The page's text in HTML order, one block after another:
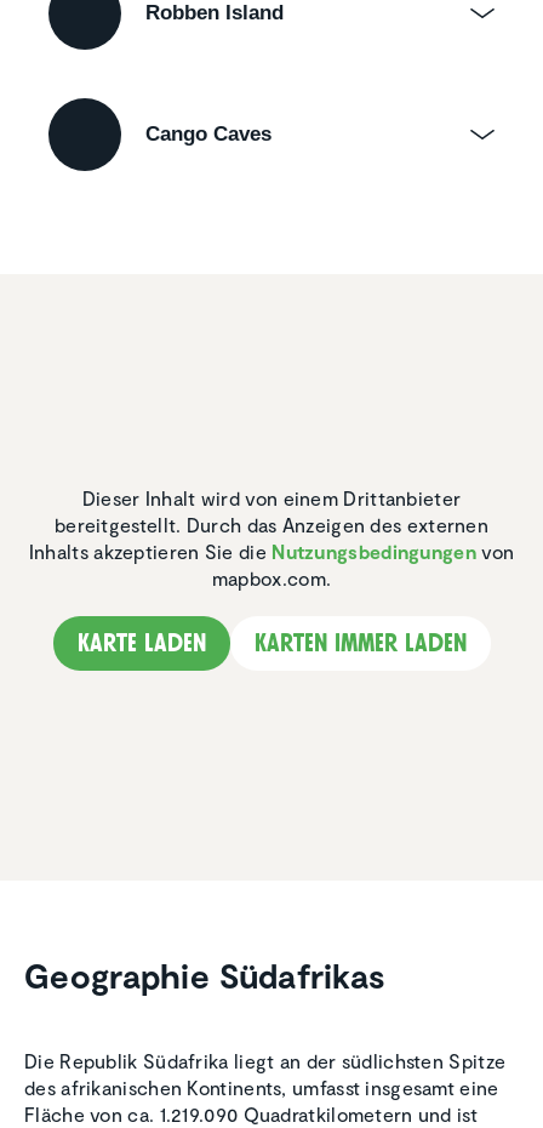
Robben Island
Cango Caves
Dieser Inhalt wird von einem Drittanbieter
bereitgestellt. Durch das Anzeigen des externen
Inhalts akzeptieren Sie die Nutzungsbedingungenvon
mapbox.com.
Karte laden Karten immer laden
Geogra­phie Südafrikas
Die Republik Südafrika liegt an der südlichsten Spitze
des afrikanischen Kontinents, umfasst insgesamt eine
Fläche von ca. 1.219.090 Quadratkilometern und ist